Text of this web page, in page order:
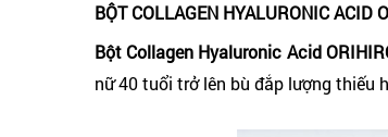
BỘT COLLAGEN HYALURONIC ACID
Bột Collagen Hyaluronic Acid
nữ 40 tuổi trở lên bù đắp lượng thiếu